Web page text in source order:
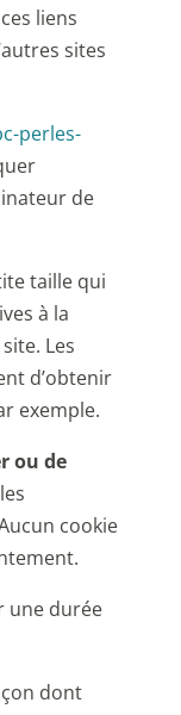
liens
sites
perles-
de
taille qui
à la
Les
d’obtenir
exemple.
ou de
cookie
une durée
dont